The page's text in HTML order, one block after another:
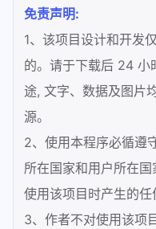
免责声明:
1、该项目设计和开发
的。请于下载后 24 小
途, 文字、数据及图片
源。
2、使用本程序必循遵
所在国家和用户所在
使用该项目时产生的任
3、作者不对使用该项